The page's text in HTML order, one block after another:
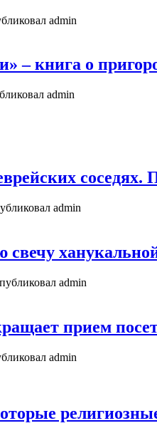
admin
– книга о
admin
соседях.
admin
свечу
admin
прием
admin